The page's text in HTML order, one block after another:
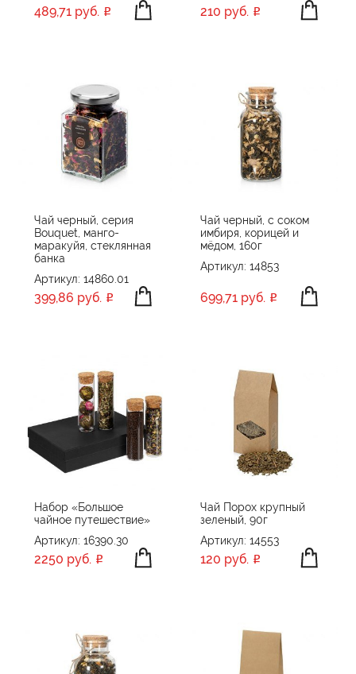
489,71 руб. 210 руб.
Чай черный, серия
Bouquet, манго-
маракуйя, стеклянная
банка
Артикул: 14860.01
399,86 руб.
Чай черный, с соком
имбиря, корицей и
мёдом, 160г
Артикул: 14853
699,71 руб.
Набор «Большое
чайное путешествие»
Артикул: 16390.30
2250 руб.
Чай Порох крупный
зеленый, 90г
Артикул: 14553
120 руб.